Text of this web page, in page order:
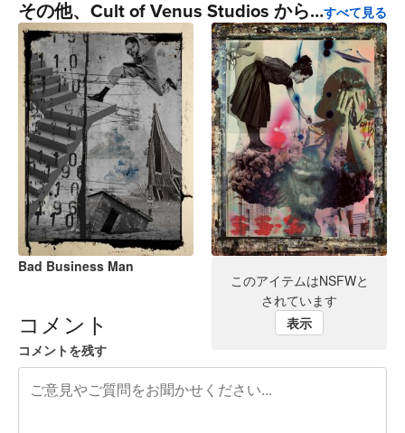
その他、Cult of Venus Studios から。すべて見る
Bad Business Man
このアイテムはNSFWと
されています
表示
コメント
コメントを残す